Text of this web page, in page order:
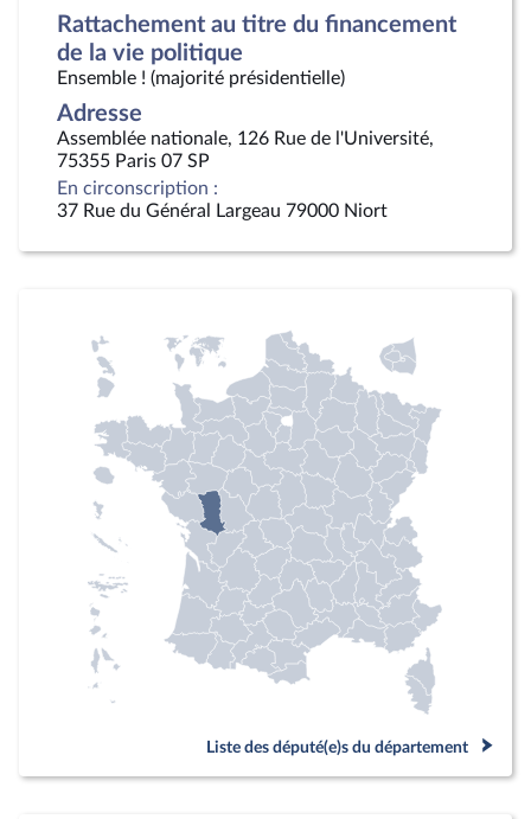
Rattachement au titre du financement
de la vie politique
Ensemble ! (majorité présidentielle)
Adresse
Assemblée nationale, 126 Rue de l'Université,
75355 Paris 07 SP
En circonscription :
37 Rue du Général Largeau 79000 Niort
Liste des député(e)s du département